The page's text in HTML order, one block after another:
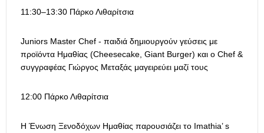
11:30–13:30 Πάρκο Λιθαρίτσια
Juniors Master Chef - παιδιά δημιουργούν γεύσεις με
προϊόντα Ημαθίας (Cheesecake, Giant Burger) και ο Chef &
συγγραφέας Γιώργος Μεταξάς μαγειρεύει μαζί τους
12:00 Πάρκο Λιθαρίτσια
Η Ένωση Ξενοδόχων Ημαθίας παρουσιάζει το Imathia’ s